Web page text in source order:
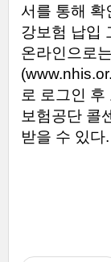
서를 통해 확
강보험 납입
온라인으로는
로 로그인 후
보험공단 콜
받을 수 있다.